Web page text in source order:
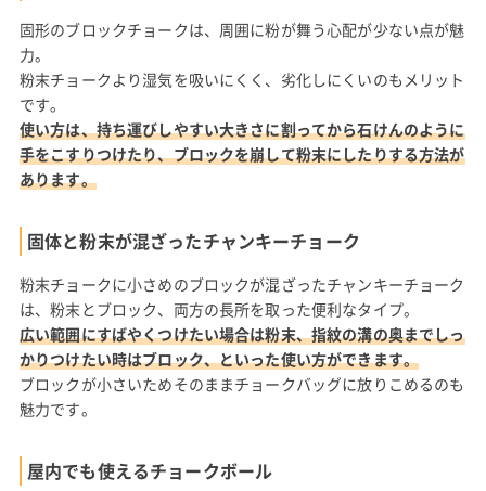
固形のブロックチョークは、周囲に粉が舞う心配が少ない点が魅
力。
粉末チョークより湿気を吸いにくく、劣化しにくいのもメリット
です。
使い方は、持ち運びしやすい大きさに割ってから石けんのように
手をこすりつけたり、ブロックを崩して粉末にしたりする方法が
あります。
固体と粉末が混ざったチャンキーチョーク
粉末チョークに小さめのブロックが混ざったチャンキーチョーク
は、粉末とブロック、両方の長所を取った便利なタイプ。
広い範囲にすばやくつけたい場合は粉末、指紋の溝の奥までしっ
かりつけたい時はブロック、といった使い方ができます。
ブロックが小さいためそのままチョークバッグに放りこめるのも
魅力です。
屋内でも使えるチョークボール